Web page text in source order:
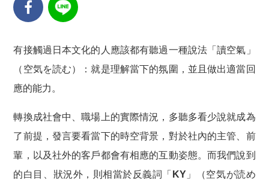
有接觸過日本文化的人應該都有聽過一種說法 「讀空氣」
（空気を読む）
：就是理解當下的氛圍，並且做出適當回
應的能力。
轉換成社會中、職場上的實際情況，多聽多看少說就成為
了前提，發言要看當下的時空背景，對於社內的主管、前
輩，以及社外的客戶都會有相應的互動姿態。而我們說到
的白目、狀況外，則相當於反義詞
「KY」（空気が読め